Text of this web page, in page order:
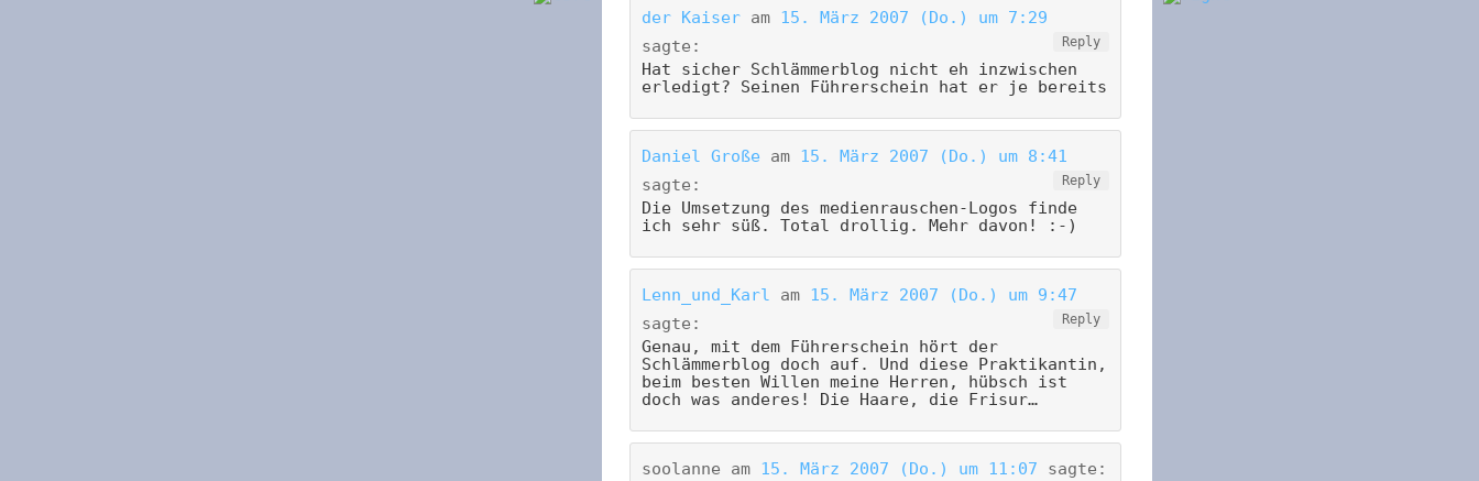
der Kaiser am 15. März 2007 (Do.) um 7:29
sagte:
Reply
Hat sicher Schlämmerblog nicht eh inzwischen
erledigt? Seinen Führerschein hat er je bereits
Daniel Große am 15. März 2007 (Do.) um 8:41
sagte:
Reply
Die Umsetzung des medienrauschen-Logos finde
ich sehr süß. Total drollig. Mehr davon! :-)
Lenn_und_Karl am 15. März 2007 (Do.) um 9:47
sagte:
Reply
Genau, mit dem Führerschein hört der
Schlämmerblog doch auf. Und diese Praktikantin,
beim besten Willen meine Herren, hübsch ist
doch was anderes! Die Haare, die Frisur…
soolanne am 15. März 2007 (Do.) um 11:07 sagte: